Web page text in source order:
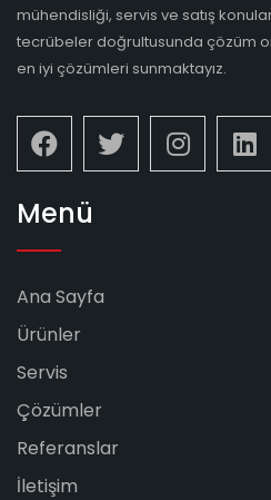
mühendisliği, servis ve satış
tecrübeler doğrultusunda çözüm
en iyi çözümleri sunmaktayız.
Menü
Ana Sayfa
Ürünler
Servis
Çözümler
Referanslar
İletişim